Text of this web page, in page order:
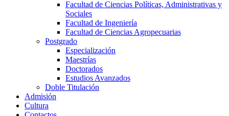
Facultad de Ciencias Políticas, Administrativas y
Sociales
Facultad de Ingeniería
Facultad de Ciencias Agropecuarias
Postgrado
Especialización
Maestrías
Doctorados
Estudios Avanzados
Doble Titulación
Admisión
Cultura